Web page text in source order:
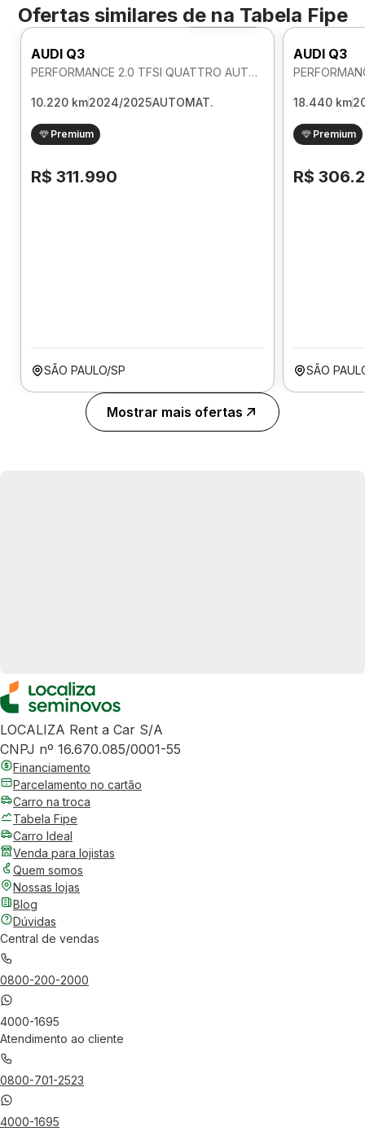
Ofertas similares de na Tabela Fipe
Foto 360º
AUDI Q3
PERFORMANCE 2.0 TFSI QUATTRO AUTOMATICO
10.220 km2024/2025AUTOMAT.
Premium
R$ 311.990
SÃO PAULO/SP
AUDI Q3
18.440 km
Premium
R$
SÃO
Mostrar mais ofertas
LOCALIZA Rent a Car S/A
CNPJ nº 16.670.085/0001-55
Financiamento
Parcelamento no cartão
Carro na troca
Tabela Fipe
Carro Ideal
Venda para lojistas
Quem somos
Nossas lojas
Blog
Dúvidas
Central de vendas
0800-200-2000
4000-1695
Atendimento ao cliente
0800-701-2523
4000-1695